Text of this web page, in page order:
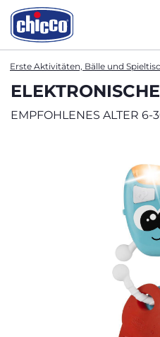
Erste Aktivitäten, Bälle und
EMPFOHLENES ALTER 6-